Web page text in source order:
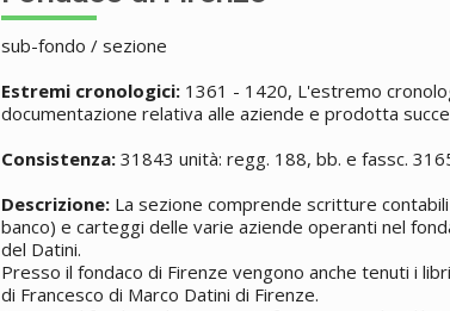
sub-fondo / sezione
Estremi cronologici: 1361 - 1420, L'estremo
documentazione relativa alle aziende e prodotta
Consistenza: 31843 unità: regg. 188, bb. e fassc.
Descrizione: La sezione comprende scritture
banco) e carteggi delle varie aziende operanti nel
del Datini.
Presso il fondaco di Firenze vengono anche tenuti i
di Francesco di Marco Datini di Firenze.